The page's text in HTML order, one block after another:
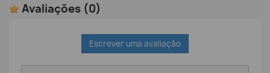
Avaliações (0)
Escrever uma avaliação